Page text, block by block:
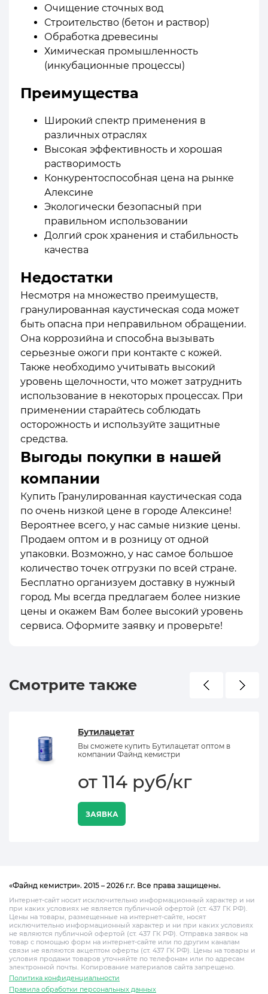
Очищение сточных вод
Строительство (бетон и раствор)
Обработка древесины
Химическая промышленность
(инкубационные процессы)
Преимущества
Широкий спектр применения в
различных отраслях
Высокая эффективность и хорошая
растворимость
Конкурентоспособная цена на рынке
Алексине
Экологически безопасный при
правильном использовании
Долгий срок хранения и стабильность
качества
Недостатки
Несмотря на множество преимуществ,
гранулированная каустическая сода может
быть опасна при неправильном обращении.
Она коррозийна и способна вызывать
серьезные ожоги при контакте с кожей.
Также необходимо учитывать высокий
уровень щелочности, что может затруднить
использование в некоторых процессах. При
применении старайтесь соблюдать
осторожность и используйте защитные
средства.
Выгоды покупки в нашей
компании
Купить Гранулированная каустическая сода
по очень низкой цене в городе Алексине!
Вероятнее всего, у нас самые низкие цены.
Продаем оптом и в розницу от одной
упаковки. Возможно, у нас самое большое
количество точек отгрузки по всей стране.
Бесплатно организуем доставку в нужный
город. Мы всегда предлагаем более низкие
цены и окажем Вам более высокий уровень
сервиса. Оформите заявку и проверьте!
Смотрите также
Бутилацетат
Вы сможете купить Бутилацетат оптом в
компании Файнд кемистри
от 114 руб/кг
ЗАЯВКА
«Файнд кемистри». 2015 – 2026 г.г. Все права защищены.
Интернет-сайт носит исключительно информационный характер и ни
при каких условиях не является публичной офертой (ст. 437 ГК РФ).
Цены на товары, размещенные на интернет-сайте, носят
исключительно информационный характер и ни при каких условиях
не являются публичной офертой (ст. 437 ГК РФ). Отправка заявок на
товар с помощью форм на интернет-сайте или по другим каналам
связи не являются акцептом оферты (ст. 437 ГК РФ). Цены на товары и
условия продажи товаров уточняйте по телефонам или по адресам
электронной почты. Копирование материалов сайта запрещено.
Политика конфиденциальности
Правила обработки персональных данных